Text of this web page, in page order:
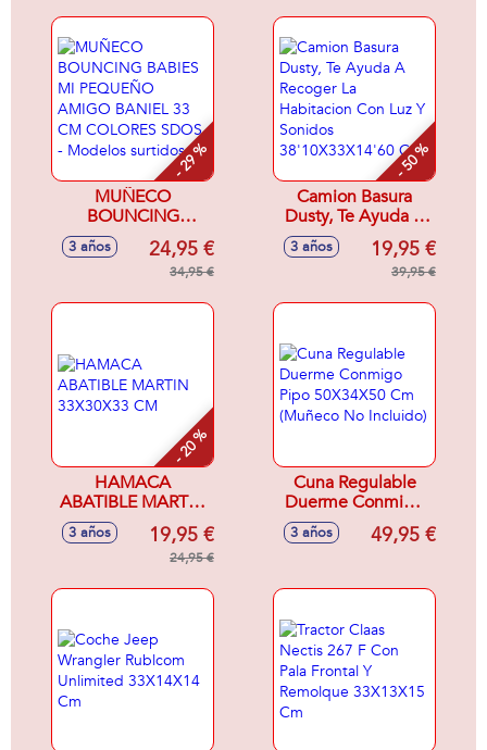
- 29 %
MUÑECO
BOUNCING
BABIES MI
PEQUEÑO AMIGO
BANIEL 33 CM
3 años 24,95 €
34,95 €
- 50 %
Camion Basura
Dusty, Te Ayuda A
Recoger La
Habitacion Con Luz
Y Sonidos
3 años 19,95 €
39,95 €
- 20 %
HAMACA
ABATIBLE MARTIN
33X30X33 CM
3 años 19,95 €
24,95 €
Cuna Regulable
Duerme Conmigo
Pipo 50X34X50 Cm
(Muñeco No
3 años 49,95 €